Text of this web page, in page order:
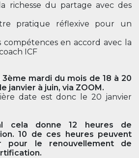
richesse du partage avec des
pratique réflexive pour un
compétences en accord avec la
ICF
3ème mardi du mois de 18 à 20
janvier à juin, via ZOOM.
date est donc le 20 janvier
cela donne 12 heures de
10 de ces heures peuvent
pour le renouvellement de